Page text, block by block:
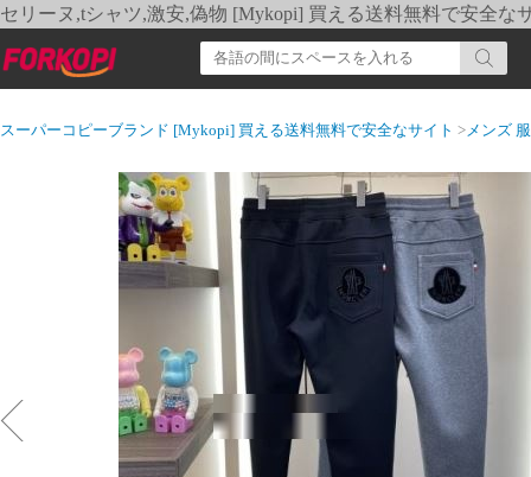
セリーヌ,tシャツ,激安,偽物 [Mykopi] 買える送料無料で安全な
スーパーコピーブランド [Mykopi] 買える送料無料で安全なサイト >メンズ 服